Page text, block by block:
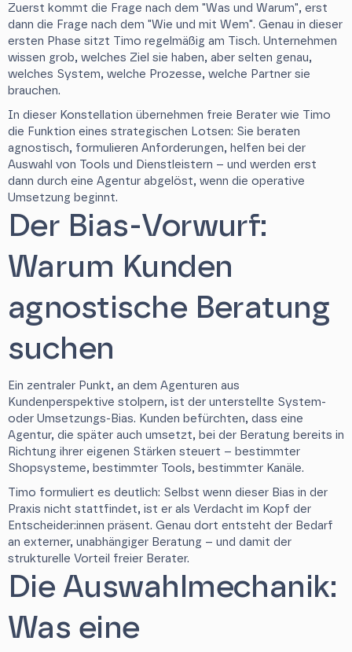
Zuerst kommt die Frage nach dem "Was und Warum", erst
dann die Frage nach dem "Wie und mit Wem". Genau in dieser
ersten Phase sitzt Timo regelmäßig am Tisch. Unternehmen
wissen grob, welches Ziel sie haben, aber selten genau,
welches System, welche Prozesse, welche Partner sie
brauchen.
In dieser Konstellation übernehmen freie Berater wie Timo
die Funktion eines strategischen Lotsen: Sie beraten
agnostisch, formulieren Anforderungen, helfen bei der
Auswahl von Tools und Dienstleistern – und werden erst
dann durch eine Agentur abgelöst, wenn die operative
Umsetzung beginnt.
Der Bias-Vorwurf:
Warum Kunden
agnostische Beratung
suchen
Ein zentraler Punkt, an dem Agenturen aus
Kundenperspektive stolpern, ist der unterstellte System-
oder Umsetzungs-Bias. Kunden befürchten, dass eine
Agentur, die später auch umsetzt, bei der Beratung bereits in
Richtung ihrer eigenen Stärken steuert – bestimmter
Shopsysteme, bestimmter Tools, bestimmter Kanäle.
Timo formuliert es deutlich: Selbst wenn dieser Bias in der
Praxis nicht stattfindet, ist er als Verdacht im Kopf der
Entscheider:innen präsent. Genau dort entsteht der Bedarf
an externer, unabhängiger Beratung – und damit der
strukturelle Vorteil freier Berater.
Die Auswahlmechanik:
Was eine